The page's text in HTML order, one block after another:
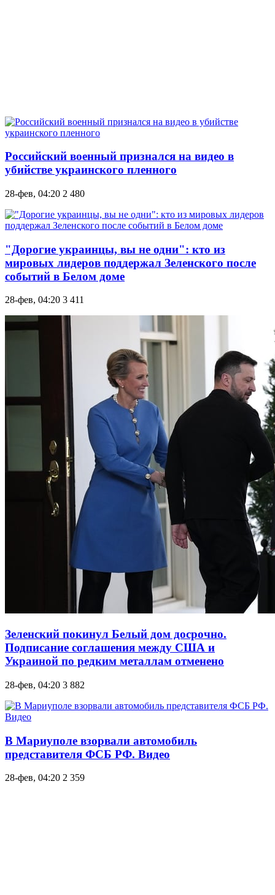
Российский военный признался на видео в
убийстве украинского пленного
28-фев, 04:20 2 480
"Дорогие украинцы, вы не одни": кто из
мировых лидеров поддержал Зеленского после
событий в Белом доме
28-фев, 04:20 3 411
Зеленский покинул Белый дом досрочно.
Подписание соглашения между США и
Украиной по редким металлам отменено
28-фев, 04:20 3 882
В Мариуполе взорвали автомобиль
представителя ФСБ РФ. Видео
28-фев, 04:20 2 359